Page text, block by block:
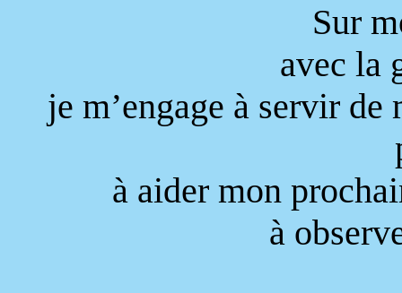
Sur
avec la
je m’engage à servir
à aider mon
à